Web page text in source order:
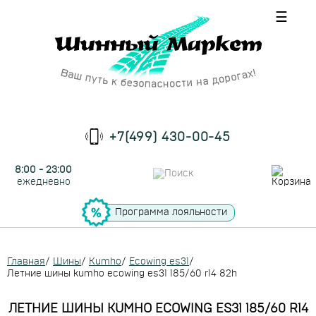
☰
+7(499) 430-00-45
8:00 - 23:00
ежедневно
Программа лояльности
Главная/ Шины/ Kumho/ Ecowing es31 /
Летние шины kumho ecowing es31 185/60 r14 82h
ЛЕТНИЕ ШИНЫ KUMHO ECOWING ES31 185/60 R14